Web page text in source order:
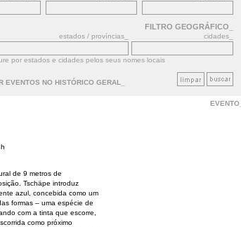
FILTRO GEOGRÁFICO_
estados / províncias_ cidades_
por estados e cidades pelos seus nomes locais
EVENTOS NO HISTÓRICO GERAL_
EVENTO_
de 9 metros de
Tschäpe introduz
azul, concebida como um
formas – uma espécie de
com a tinta que escorre,
como próximo